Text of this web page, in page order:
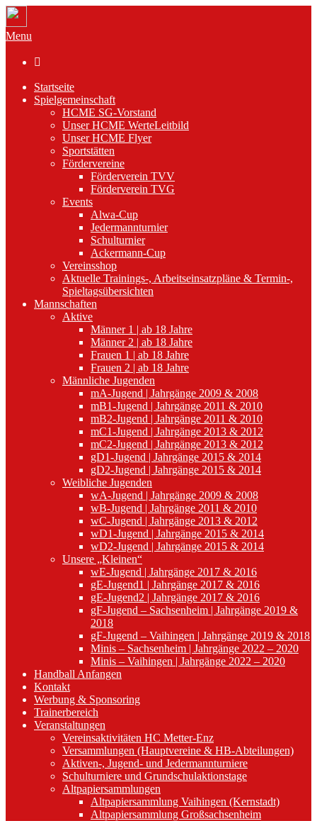
Menu

Startseite
Spielgemeinschaft
HCME SG-Vorstand
Unser HCME WerteLeitbild
Unser HCME Flyer
Sportstätten
Fördervereine
Förderverein TVV
Förderverein TVG
Events
Alwa-Cup
Jedermannturnier
Schulturnier
Ackermann-Cup
Vereinsshop
Aktuelle Trainings-, Arbeitseinsatzpläne & Termin-,
Spieltagsübersichten
Mannschaften
Aktive
Männer 1 | ab 18 Jahre
Männer 2 | ab 18 Jahre
Frauen 1 | ab 18 Jahre
Frauen 2 | ab 18 Jahre
Männliche Jugenden
mA-Jugend | Jahrgänge 2009 & 2008
mB1-Jugend | Jahrgänge 2011 & 2010
mB2-Jugend | Jahrgänge 2011 & 2010
mC1-Jugend | Jahrgänge 2013 & 2012
mC2-Jugend | Jahrgänge 2013 & 2012
gD1-Jugend | Jahrgänge 2015 & 2014
gD2-Jugend | Jahrgänge 2015 & 2014
Weibliche Jugenden
wA-Jugend | Jahrgänge 2009 & 2008
wB-Jugend | Jahrgänge 2011 & 2010
wC-Jugend | Jahrgänge 2013 & 2012
wD1-Jugend | Jahrgänge 2015 & 2014
wD2-Jugend | Jahrgänge 2015 & 2014
Unsere „Kleinen“
wE-Jugend | Jahrgänge 2017 & 2016
gE-Jugend1 | Jahrgänge 2017 & 2016
gE-Jugend2 | Jahrgänge 2017 & 2016
gF-Jugend – Sachsenheim | Jahrgänge 2019 &
2018
gF-Jugend – Vaihingen | Jahrgänge 2019 & 2018
Minis – Sachsenheim | Jahrgänge 2022 – 2020
Minis – Vaihingen | Jahrgänge 2022 – 2020
Handball Anfangen
Kontakt
Werbung & Sponsoring
Trainerbereich
Veranstaltungen
Vereinsaktivitäten HC Metter-Enz
Versammlungen (Hauptvereine & HB-Abteilungen)
Aktiven-, Jugend- und Jedermannturniere
Schulturniere und Grundschulaktionstage
Altpapiersammlungen
Altpapiersammlung Vaihingen (Kernstadt)
Altpapiersammlung Großsachsenheim